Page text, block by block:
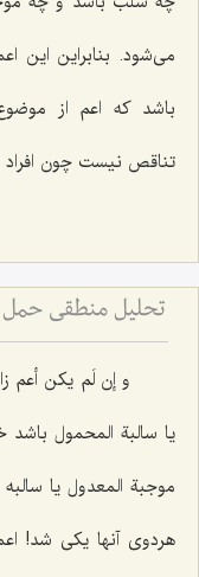
می‌شود. بنابراین این
باشد که اعم از
تناقص نیست چون افراد
و إن لَم یکن أعم
یا سالبة المحمول
موجبة المعدول یا
هردوی آنها یکی شد!